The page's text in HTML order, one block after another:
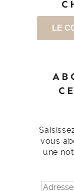
LE
vous
une
Adresse